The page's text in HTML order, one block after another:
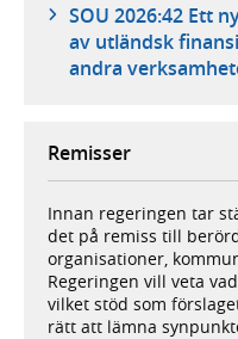
SOU 2026:42 Ett
av utländsk
andra
Remisser
Innan regeringen tar
det på remiss till
organisationer,
Regeringen vill veta
vilket stöd som
rätt att lämna